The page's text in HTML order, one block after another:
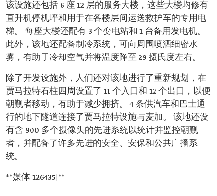
该设施还包括 6 座 12 层的服务大楼，这些大楼均修有
直升机停机坪和用于在各楼层间运送救护车的专用电
梯。 每座大楼还配有 3 个变电站和 1 台备用发电机。
此外，该地还配备制冷系统，可向周围喷洒细密水
雾，有助于冷却空气并将温度降至 29 摄氏度左右。
除了开发设施外，人们还对该地进行了重新规划，在
贾马拉特石柱四周设置了 11 个入口和 12 个出口，以便
朝觐者移动，有助于减少拥挤。 4 条供汽车和巴士通
行的地下隧道连接了贾马拉特设施与麦加。 该地还设
有含 900 多个摄像头的先进系统以统计并监控朝觐
者，并配备了许多先进的安全、安保和公共广播系
统。
**媒体[126435]**